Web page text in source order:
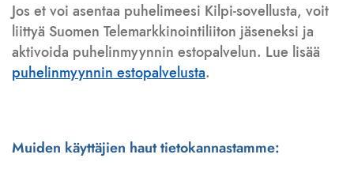
Jos et voi asentaa puhelimeesi Kilpi-sovellusta, voit
liittyä Suomen Telemarkkinointiliiton jäseneksi ja
aktivoida puhelinmyynnin estopalvelun. Lue lisää
puhelinmyynnin estopalvelusta.
Muiden käyttäjien haut tietokannastamme: